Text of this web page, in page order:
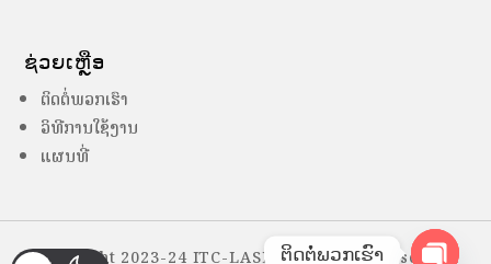
ຊ່ວຍເຫຼືອ
ຕິດຕໍ່ພວກເຮົາ
ວິທີການໃຊ້ງານ
ແຜນທີ່
Copyright 2023-24 ITC-LASES – All Right Reserved
ຕິດຕໍ່ພວກເຮົາ